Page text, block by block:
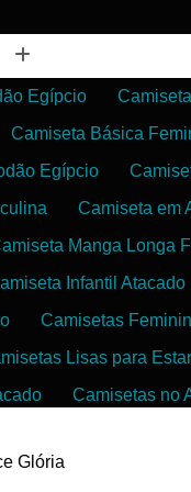
Egípcio
Camiseta Básica
Egípcio
Camiseta em
Manga Longa
Infantil Atacado
Camisetas
Lisas para
Camisetas no
Glória